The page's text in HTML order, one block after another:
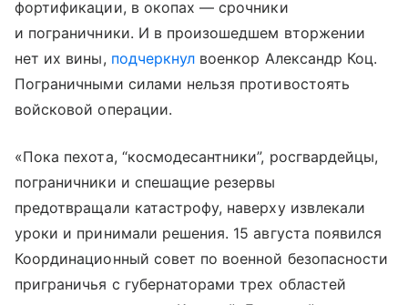
фортификации, в окопах — срочники
и пограничники. И в произошедшем вторжении
нет их вины, подчеркнул военкор Александр Коц.
Пограничными силами нельзя противостоять
войсковой операции.
«Пока пехота, “космодесантники”, росгвардейцы,
пограничники и спешащие резервы
предотвращали катастрофу, наверху извлекали
уроки и принимали решения. 15 августа появился
Координационный совет по военной безопасности
приграничья с губернаторами трех областей